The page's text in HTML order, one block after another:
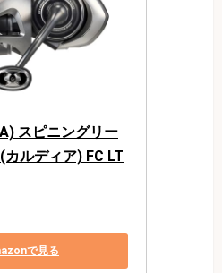
スピニングリー
ルディア) FC LT
で見る